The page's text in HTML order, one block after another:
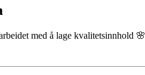
med å lage kvalitetsinnhold 🌸